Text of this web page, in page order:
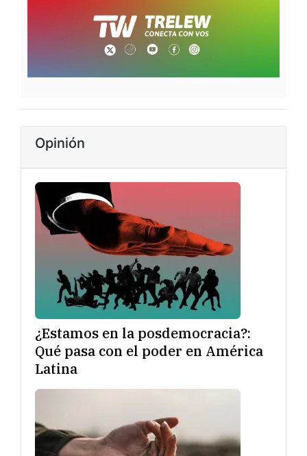
Opinión
¿Estamos en la posdemocracia?:
Qué pasa con el poder en América
Latina